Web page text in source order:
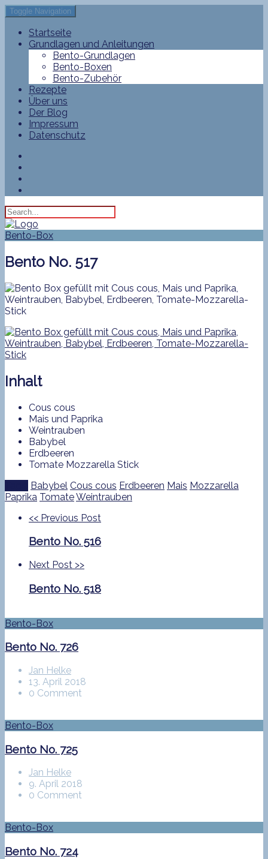
Toggle Navigation
Startseite
Grundlagen und Anleitungen
Bento-Grundlagen
Bento-Boxen
Bento-Zubehör
Rezepte
Über uns
Der Blog
Impressum
Datenschutz
Bento-Box
Bento No. 517
Inhalt
Cous cous
Mais und Paprika
Weintrauben
Babybel
Erdbeeren
Tomate Mozzarella Stick
Babybel Cous cous Erdbeeren Mais Mozzarella
Paprika TomateWeintrauben
<< Previous Post
Bento No. 516
Next Post >>
Bento No. 518
Bento-Box
Bento No. 726
Jan Helke
13. April 2018
0 Comment
Bento-Box
Bento No. 725
Jan Helke
9. April 2018
0 Comment
Bento-Box
Bento No. 724